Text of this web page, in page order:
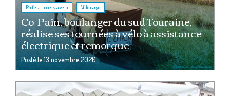
Professionnels à vélo , Vélo cargo
Co-Pain, boulanger du sud Touraine,
réalise ses tournées à vélo à assistance
électrique et remorque
Posté le13 novembre 2020